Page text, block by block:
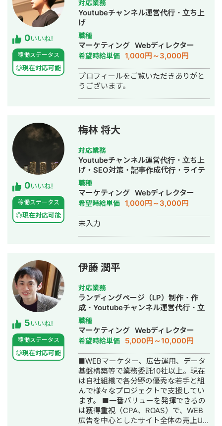
卒業後、広島市役所に入庁。 〇複数の
事業を行っている地元企業に転職し、
社内DXと自社Webマーケティングに携
わる。 〇Web制作会社に転職し、Web
ディレクターとしてWebの知識を深め
る。 〇2025年4月からYouTube運用代
行として独立。
0いいね!
稼働ステータス
◎現在対応可能
対応業務
Youtubeチャンネル運営代行・立ち上
げ
職種
マーケティング Webディレクター
希望時給単価 1,000円～3,000円
プロフィールをご覧いただきありがと
うございます。
0いいね!
稼働ステータス
◎現在対応可能
梅林 将大
対応業務
Youtubeチャンネル運営代行・立ち上
げ・SEO対策・記事作成代行・ライテ
ィング・事務代行・動画制作・動画編
集
職種
マーケティング Webディレクター
希望時給単価 1,000円～3,000円
未入力
5いいね!
稼働ステータス
◎現在対応可能
伊藤 潤平
対応業務
ランディングページ（LP）制作・作
成・Youtubeチャンネル運営代行・立
ち上げ・SNS運用代行・バナー制作・
デザイン・リスティング広告運用代
行・オウンドメディア制作・構築・運
用代行・動画制作・動画編集・AI活用
職種
マーケティング Webディレクター
希望時給単価 5,000円～10,000円
■WEBマーケター、広告運用、データ
基盤構築等で業務委託10社以上。現在
は自社組織で各分野の優秀な若手と組
んで様々なプロジェクトで支援してい
ます。 ■一番バリューを発揮できるの
は獲得重視（CPA、ROAS）で、WEB
広告を中心としたサイト全体の売上UP